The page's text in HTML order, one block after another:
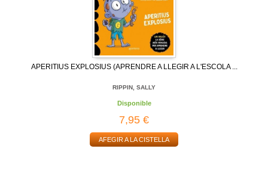
APERITIUS EXPLOSIUS (APRENDRE A LLEGIR A L'ESCOLA ...
RIPPIN, SALLY
Disponible
7,95 €
AFEGIR A LA CISTELLA